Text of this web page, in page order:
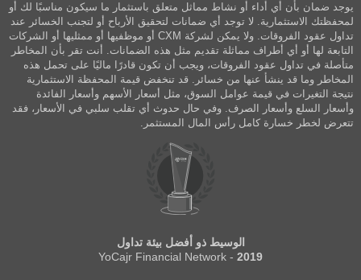
يوجد ضمان بأن أي أداء أو نشاط مماثل متعلق باستثمار ما سيكون مناسبًا لك أو
لمحفظتك الاستثمارية. لا توجد أي ضمانات لتحقيق الأرباح أو لتجنب الخسائر عند
تداول عقود الفروقات. ولا يمكن لشركة CXM أو موظفيها أو ممثليها أو الشركات
التابعة لها أو أي أطراف مماثلة تقديم مثل هذه الضمانات. أنت تقر بأن المخاطر
متأصلة في تداول عقود الفروقات، ويجب أن تكون قادرًا ماليًا على تحمل هذه
المخاطر وما قد ينشأ عنها من خسائر. قد تنخفض قيمة المحفظة الاستثمارية
نتيجة التغيرات في قيمة عوامل السوق، مثل أسعار الأسهم وأسعار الفائدة
وأسعار السلع وأسعار الصرف. وفي حال حدوث أي تقلب سلبي في الأسعار، فقد
تتعرض لخطر خسارة كامل رأس المال المستثمر.
الوسيط ذو أفضل بيئة تداول
2019
- YoCajr Financial Network